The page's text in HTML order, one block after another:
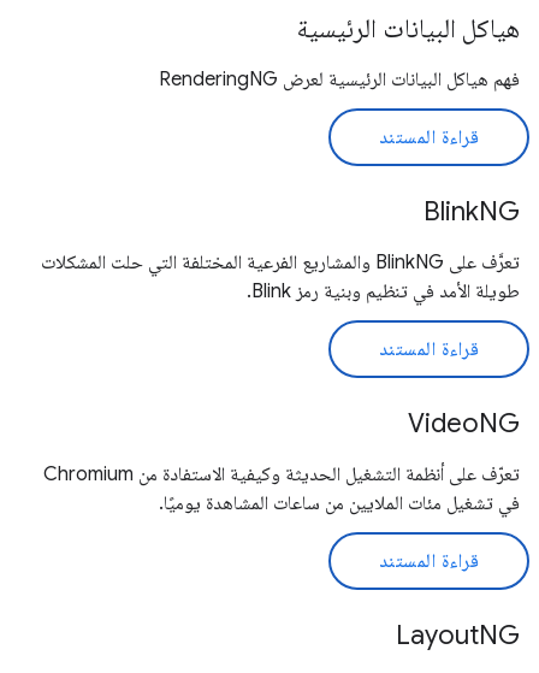
هياكل البيانات الرئيسية
فهم هياكل البيانات الرئيسية لعرض RenderingNG
قراءة المستند
BlinkNG
تعرَّف على BlinkNG والمشاريع الفرعية المختلفة التي حلت المشكلات
طويلة الأمد في تنظيم وبنية رمز Blink.
قراءة المستند
VideoNG
تعرّف على أنظمة التشغيل الحديثة وكيفية الاستفادة من Chromium
في تشغيل مئات الملايين من ساعات المشاهدة يوميًا.
قراءة المستند
LayoutNG